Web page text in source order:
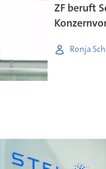
ZF beruft
Ronja